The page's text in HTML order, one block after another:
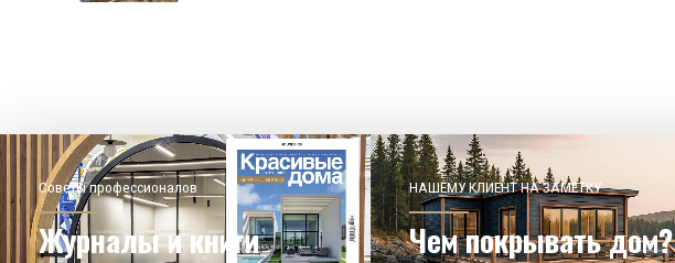
Советы профессионалов
Журналы и книги
НАШЕМУ КЛИЕНТ НА ЗАМЕТКУ
Чем покрывать дом?